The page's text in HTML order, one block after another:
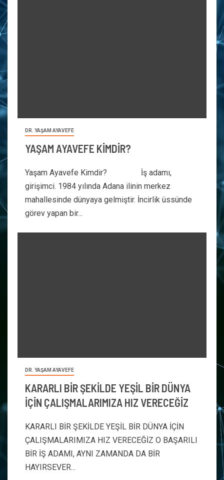
DR. YAŞAM AYAVEFE
YAŞAM AYAVEFE KİMDİR?
Yaşam Ayavefe Kimdir? İş adamı,
girişimci. 1984 yılında Adana ilinin merkez
mahallesinde dünyaya gelmiştir. İncirlik üssünde
görev yapan bir...
DR. YAŞAM AYAVEFE
KARARLI BİR ŞEKİLDE YEŞİL BİR DÜNYA
İÇİN ÇALIŞMALARIMIZA HIZ VERECEĞİZ
KARARLI BİR ŞEKİLDE YEŞİL BİR DÜNYA İÇİN
ÇALIŞMALARIMIZA HIZ VERECEĞİZ O BAŞARILI
BİR İŞ ADAMI, AYNI ZAMANDA DA BİR
HAYIRSEVER...